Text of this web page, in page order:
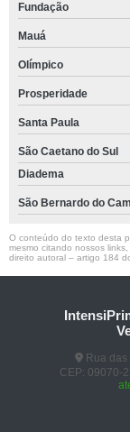
Fundação
Mauá
Olímpico
Prosperidade
Santa Paula
São Caetano do Sul
Diadema
São Bernardo do
O conteúdo do texto desta
mesmo citando nossos
direito autoral – artigo 184
Rua das
CEP: 09070-